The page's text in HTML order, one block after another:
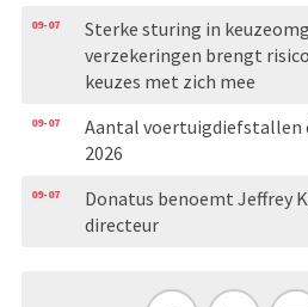
09-07
Sterke sturing in
verzekeringen brengt
keuzes met zich mee
09-07
Aantal voertuigdiefstallen
2026
09-07
Donatus benoemt Jeffrey
directeur